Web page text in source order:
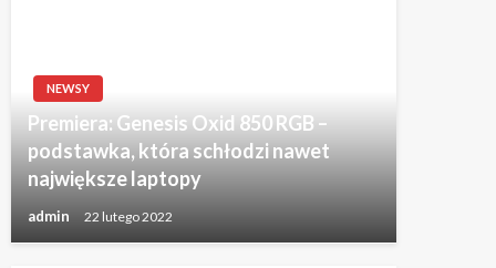
NEWSY
Premiera: Genesis Oxid 850 RGB –
podstawka, która schłodzi nawet
największe laptopy
admin 22 lutego 2022